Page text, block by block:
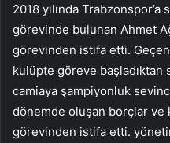
2018 yılında
görevinde bulunan Ahmet
görevinden istifa etti.
kulüpte göreve
camiaya şampiyonluk
dönemde oluşan borçlar
görevinden istifa etti.